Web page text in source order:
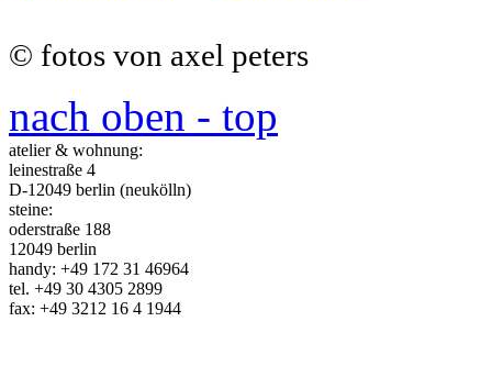
© fotos von axel peters
nach oben - top
atelier & wohnung:
leinestraße 4
D-12049 berlin (neukölln)
steine:
oderstraße 188
12049 berlin
handy: +49 172 31 46964
tel. +49 30 4305 2899
fax: +49 3212 16 4 1944